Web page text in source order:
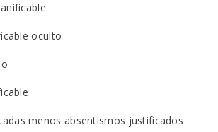
oculto
menos absentismos justificados